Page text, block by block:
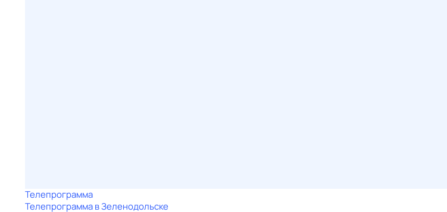
Телепрограмма
Телепрограмма в Зеленодольске